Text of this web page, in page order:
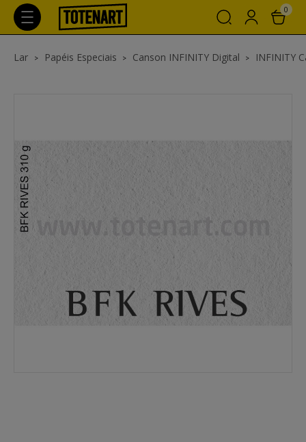
0
Lar Papéis Especiais Canson INFINITY Digital INFINITY